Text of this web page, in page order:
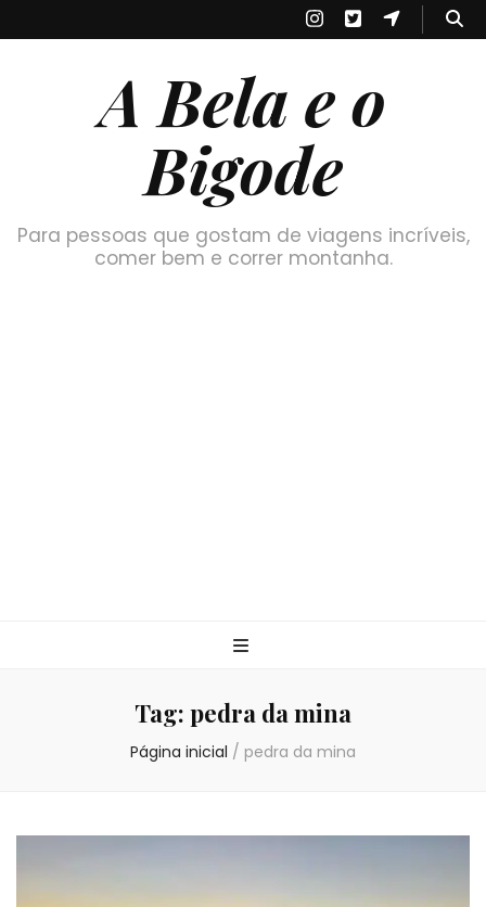
A Bela e o
Bigode
Para pessoas que gostam de viagens incríveis,
comer bem e correr montanha.
Tag: pedra da mina
Página inicial / pedra da mina